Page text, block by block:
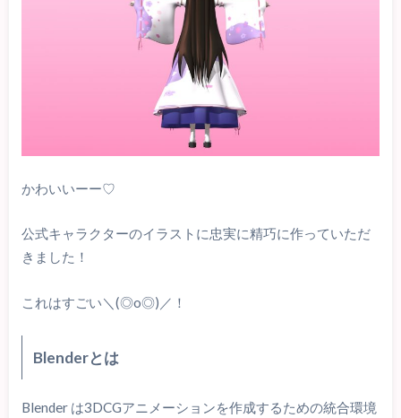
かわいいーー♡
公式キャラクターのイラストに忠実に精巧に作っていただ
きました！
これはすごい＼(◎o◎)／！
Blenderとは
Blender は3DCGアニメーションを作成するための統合環境